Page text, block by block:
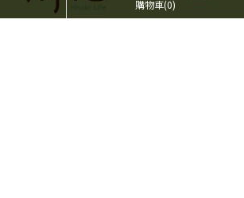
購物車(0)